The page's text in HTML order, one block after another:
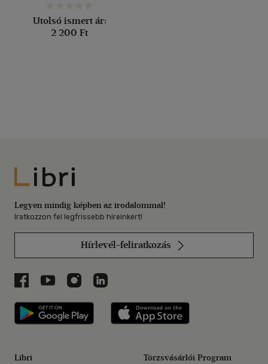
Utolsó ismert ár:
2 200 Ft
Libri
Legyen mindig képben az irodalommal!
Iratkozzon fel legfrissebb híreinkért!
Hírlevél-feliratkozás
Libri a Facebookon
Libri a Youtube-on
Libri az Instagramon
Libri a LinkedInen
Libri applikáció Szerezd meg: Google
Libri Törzsvásárlói Program